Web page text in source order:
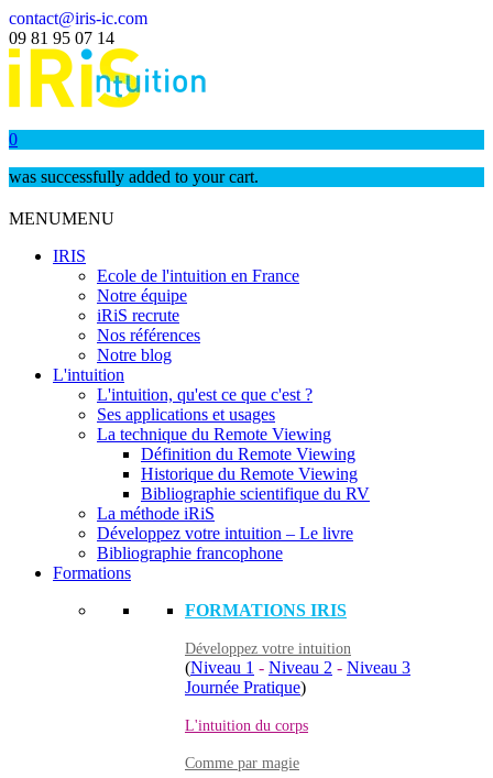
contact@iris-ic.com
09 81 95 07 14
0
was successfully added to your cart.
MENUMENU
IRIS
Ecole de l'intuition en France
Notre équipe
iRiS recrute
Nos références
Notre blog
L'intuition
L'intuition, qu'est ce que c'est ?
Ses applications et usages
La technique du Remote Viewing
Définition du Remote Viewing
Historique du Remote Viewing
Bibliographie scientifique du RV
La méthode iRiS
Développez votre intuition – Le livre
Bibliographie francophone
Formations
FORMATIONS IRIS
Développez votre intuition
(Niveau 1 - Niveau 2 - Niveau 3
Journée Pratique)
L'intuition du corps
Comme par magie